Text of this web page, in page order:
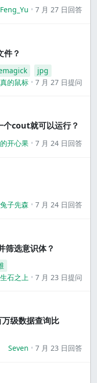
Feng_Yu 7 月 27 日回答
件？
jpg
的鼠标
7 月 27 日提问
个cout就可以运行？
开心果 7 月 24 日回答
兔子先森 7 月 24 日回答
筛选意识体？
石之上
7 月 23 日提问
级数据查询比
Seven 7 月 23 日回答